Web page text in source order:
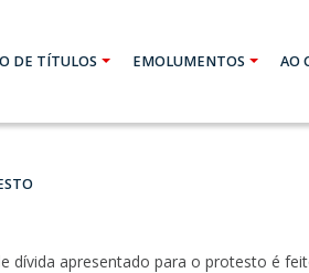
DE TÍTULOS EMOLUMENTOS AO
dívida apresentado para o protesto é